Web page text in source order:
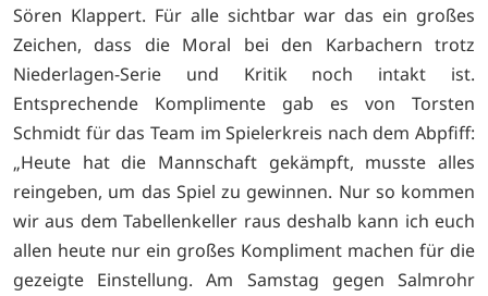
Sören Klappert. Für alle sichtbar war das ein großes
Zeichen, dass die Moral bei den Karbachern trotz
Niederlagen-Serie und Kritik noch intakt ist.
Entsprechende Komplimente gab es von Torsten
Schmidt für das Team im Spielerkreis nach dem Abpfiff:
„Heute hat die Mannschaft gekämpft, musste alles
reingeben, um das Spiel zu gewinnen. Nur so kommen
wir aus dem Tabellenkeller raus deshalb kann ich euch
allen heute nur ein großes Kompliment machen für die
gezeigte Einstellung. Am Samstag gegen Salmrohr